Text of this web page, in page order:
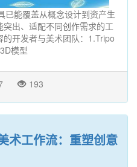
已能覆盖从概念设计到资产生
出、适配不同创作需求的工
开发者与美术团队：1.‌Tripo
模型
193
术工作流：重塑创意